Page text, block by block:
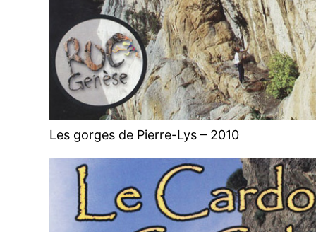
Les gorges de Pierre-Lys – 2010